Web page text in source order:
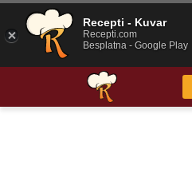
Recepti - Kuvar
Recepti.com
Besplatna - Google Play